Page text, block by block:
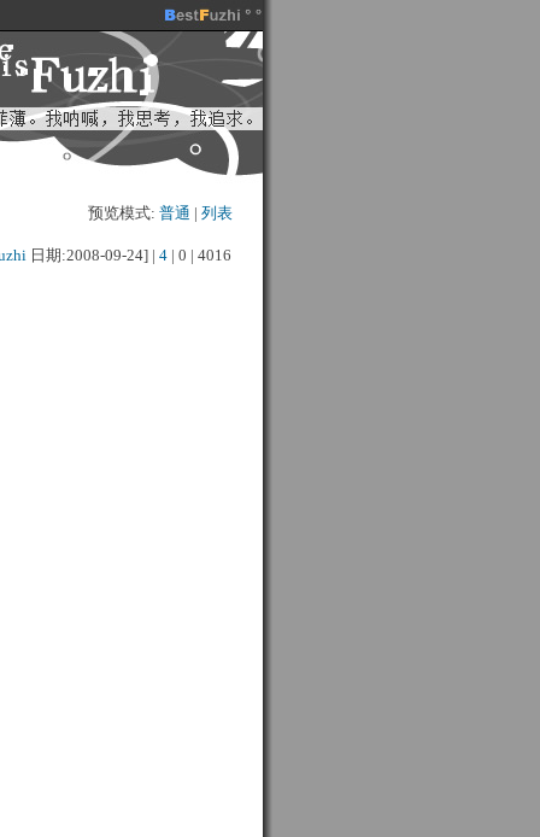
预览模式: 普通 | 列表
日期:2008-09-24] | 4 | 0 | 4016